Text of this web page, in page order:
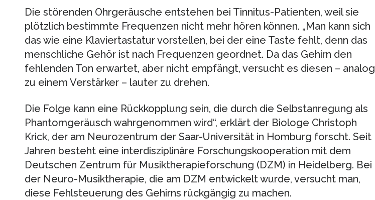
Die störenden Ohrgeräusche entstehen bei Tinnitus-Patienten, weil sie
plötzlich bestimmte Frequenzen nicht mehr hören können. „Man kann sich
das wie eine Klaviertastatur vorstellen, bei der eine Taste fehlt, denn das
menschliche Gehör ist nach Frequenzen geordnet. Da das Gehirn den
fehlenden Ton erwartet, aber nicht empfängt, versucht es diesen – analog
zu einem Verstärker – lauter zu drehen.
Die Folge kann eine Rückkopplung sein, die durch die Selbstanregung als
Phantomgeräusch wahrgenommen wird“, erklärt der Biologe Christoph
Krick, der am Neurozentrum der Saar-Universität in Homburg forscht. Seit
Jahren besteht eine interdisziplinäre Forschungskooperation mit dem
Deutschen Zentrum für Musiktherapieforschung (DZM) in Heidelberg. Bei
der Neuro-Musiktherapie, die am DZM entwickelt wurde, versucht man,
diese Fehlsteuerung des Gehirns rückgängig zu machen.